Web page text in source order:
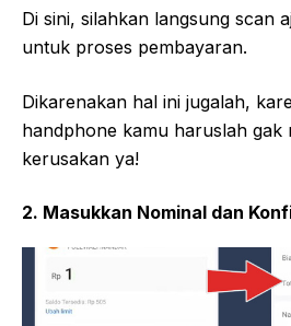
Di sini, silahkan langsung scan
untuk proses pembayaran.
Dikarenakan hal ini jugalah,
handphone kamu haruslah gak
kerusakan ya!
2. Masukkan Nominal dan